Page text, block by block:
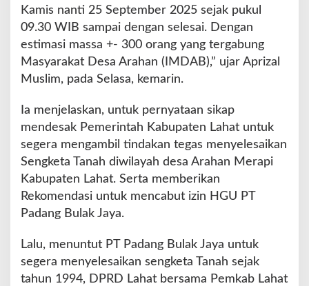
Kamis nanti 25 September 2025 sejak pukul
09.30 WIB sampai dengan selesai. Dengan
estimasi massa +- 300 orang yang tergabung
Masyarakat Desa Arahan (IMDAB),” ujar Aprizal
Muslim, pada Selasa, kemarin.
Ia menjelaskan, untuk pernyataan sikap
mendesak Pemerintah Kabupaten Lahat untuk
segera mengambil tindakan tegas menyelesaikan
Sengketa Tanah diwilayah desa Arahan Merapi
Kabupaten Lahat. Serta memberikan
Rekomendasi untuk mencabut izin HGU PT
Padang Bulak Jaya.
Lalu, menuntut PT Padang Bulak Jaya untuk
segera menyelesaikan sengketa Tanah sejak
tahun 1994, DPRD Lahat bersama Pemkab Lahat